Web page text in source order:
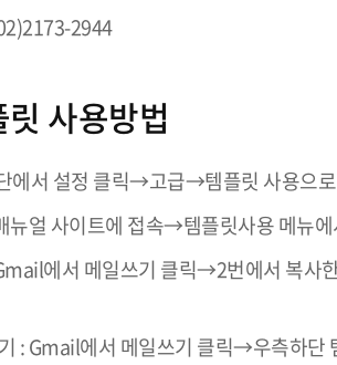
2944
사용방법
에서 설정 클릭→고급→템플릿 사용으
뉴얼 사이트에 접속→템플릿사용 메뉴
에서 메일쓰기 클릭→2번에서 복
: Gmail에서 메일쓰기 클릭→우측하